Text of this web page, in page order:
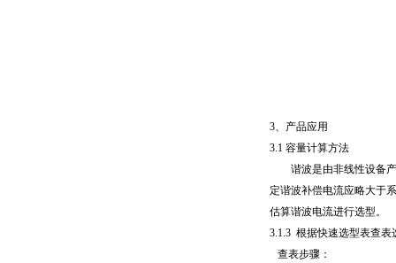
3、产品应用
3.1 容量计算方法
谐波是由非线性设备产
定谐波补偿电流应略大于
估算谐波电流进行选型。
3.1.3 根据快速选型表查表
查表步骤：